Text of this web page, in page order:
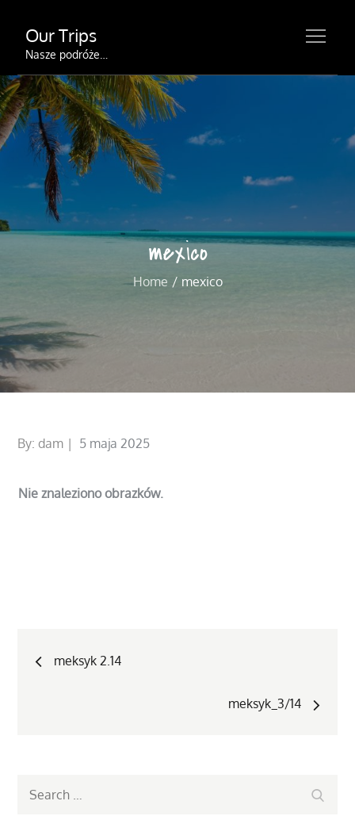
content
Our Trips
Nasze podróże…
mexico
Home mexico
By:dam
Posted
5 maja 2025
Nie znaleziono obrazków.
Nawigacja
meksyk 2.14
meksyk_3/14